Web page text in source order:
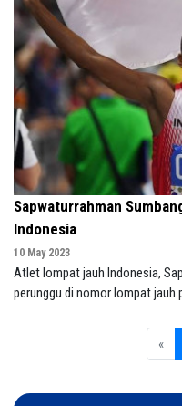
Sapwaturrahman
Indonesia
10 May 2023
Atlet lompat jauh Indonesia,
perunggu di nomor lompat jauh
«